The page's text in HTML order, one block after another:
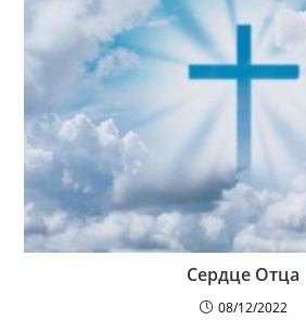
Сердце Отца
08/12/2022